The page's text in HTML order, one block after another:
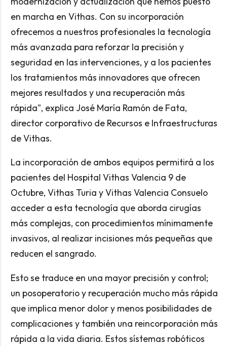
en marcha en Vithas. Con su incorporación
ofrecemos a nuestros profesionales la tecnología
más avanzada para reforzar la precisión y
seguridad en las intervenciones, y a los pacientes
los tratamientos más innovadores que ofrecen
mejores resultados y una recuperación más
rápida", explica José María Ramón de Fata,
director corporativo de Recursos e Infraestructuras
de Vithas.
La incorporación de ambos equipos permitirá a los
pacientes del Hospital Vithas Valencia 9 de
Octubre, Vithas Turia y Vithas Valencia Consuelo
acceder a esta tecnología que aborda cirugías
más complejas, con procedimientos mínimamente
invasivos, al realizar incisiones más pequeñas que
reducen el sangrado.
Esto se traduce en una mayor precisión y control;
un posoperatorio y recuperación mucho más rápida
que implica menor dolor y menos posibilidades de
complicaciones y también una reincorporación más
rápida a la vida diaria. Estos sístemas robóticos